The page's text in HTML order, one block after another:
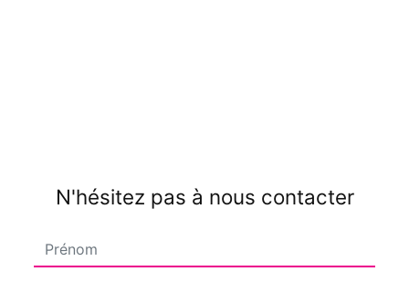
N'hésitez pas à nous contacter